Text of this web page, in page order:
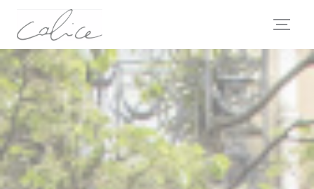
Personnalisation de vos choix en matière de cookies